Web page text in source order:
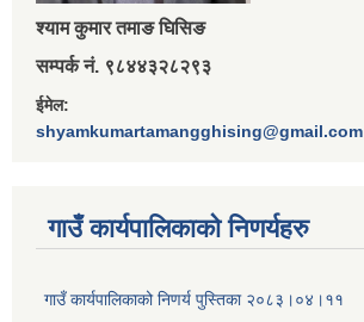
श्‍याम कुमार तमाङ घिसिङ
सम्पर्क नं. ९८४४३२८२९३
ईमेल:
shyamkumartamangghising@gmail.com
गाउँ कार्यपालिकाकाे निणर्यहरु
गाउँ कार्यपालिकाको निणर्य पुस्तिका २०८३।०४।११